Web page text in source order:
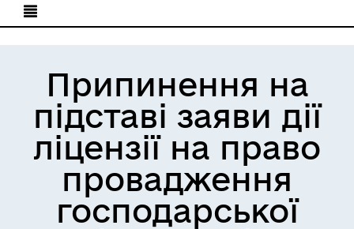
Припинення на
підставі заяви дії
ліцензії на право
провадження
господарської